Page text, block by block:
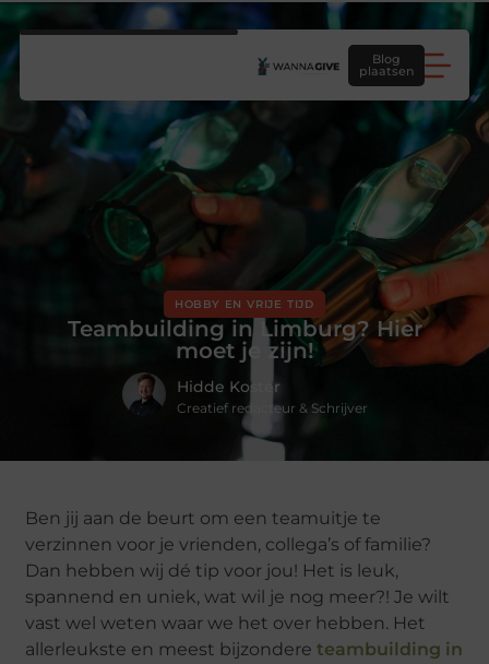
Blog
plaatsen
HOBBY EN VRIJE TIJD
Teambuilding in Limburg? Hier
moet je zijn!
Hidde Koster
Creatief redacteur & Schrijver
Ben jij aan de beurt om een teamuitje te
verzinnen voor je vrienden, collega’s of familie?
Dan hebben wij dé tip voor jou! Het is leuk,
spannend en uniek, wat wil je nog meer?! Je wilt
vast wel weten waar we het over hebben. Het
allerleukste en meest bijzondereteambuilding in